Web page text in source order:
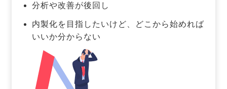
分析や改善が後回し
内製化を目指したいけど、どこから始めれば
いいか分からない